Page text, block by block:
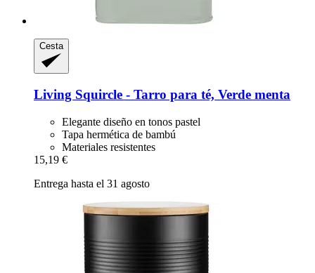
Cesta
Living Squircle -​ Tarro para té, Verde menta
Elegante diseño en tonos pastel
Tapa hermética de bambú
Materiales resistentes
15,19 €
Entrega hasta el 31 agosto